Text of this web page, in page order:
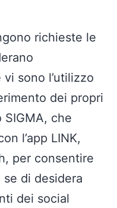
richieste le
sono l’utilizzo
dei propri
che
l’app LINK,
per consentire
se di desidera
dei social